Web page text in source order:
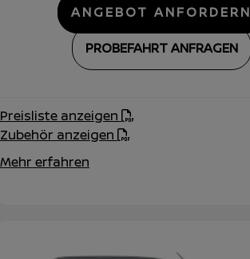
ANGEBOT ANFORDERN
PROBEFAHRT ANFRAGEN
Preisliste anzeigen
Zubehör anzeigen
Mehr erfahren